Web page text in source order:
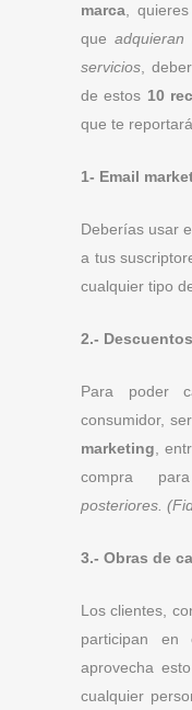
marca ,
que
servicios ,
de estos 10
que te
1- Email
Deberías usar
a tus
cualquier tipo
2.-
Para poder
consumidor,
marketing ,
compra
posteriores.
3.- Obras de
Los clientes,
participan en
aprovecha
cualquier